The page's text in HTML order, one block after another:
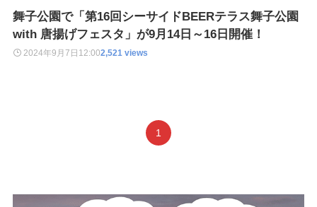
舞子公園で「第16回シーサイドBEERテラス舞子公園
with 唐揚げフェスタ」が9月14日～16日開催！
2024年9月7日 12:002,521 views
1